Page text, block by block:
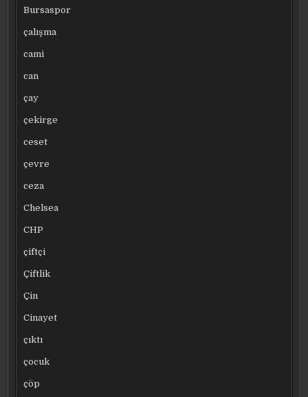
Bursaspor
çalışma
cami
can
çay
çekirge
ceset
çevre
ceza
Chelsea
CHP
çiftçi
Çiftlik
Çin
Cinayet
çıktı
çocuk
çöp